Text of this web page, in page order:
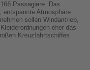
Passagiere. Das
Atmosphäre
sollen Windantrieb,
eher das
Kreuzfahrtschiffes